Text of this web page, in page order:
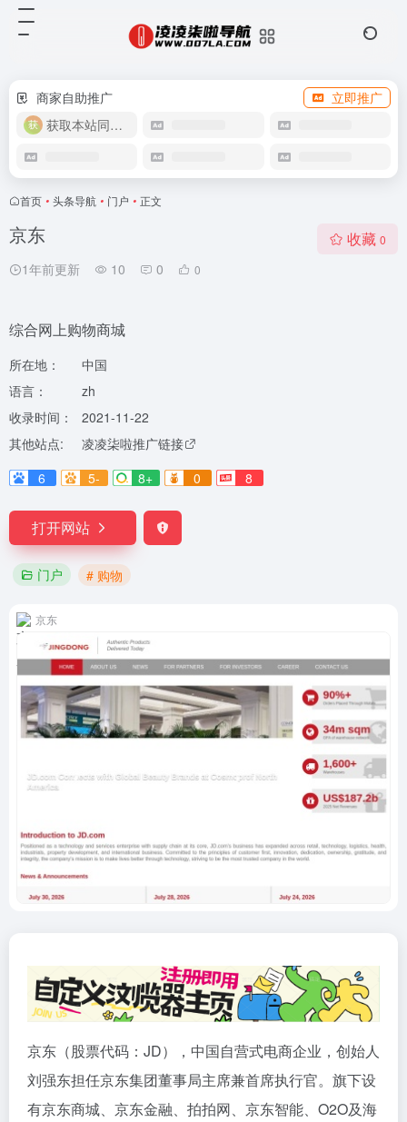
商家自助推广
立即推广
获取本站同款主题
首页 • 头条导航 • 门户 • 正文
京东
1年前更新 10 0 0
收藏 0
综合网上购物商城
所在地：
中国
语言：
zh
收录时间：
2021-11-22
其他站点:
凌凌柒啦推广链接
6
5- 8+ 0 8
打开网站
门户 # 购物
京东
京东（股票代码：JD），中国自营式电商企业，创始人
刘强东担任京东集团董事局主席兼首席执行官。旗下设
有京东商城、京东金融、拍拍网、京东智能、O2O及海